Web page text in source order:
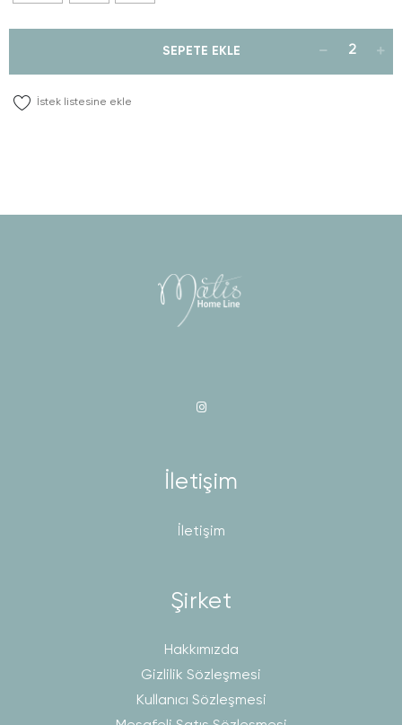
SEPETE EKLE
İstek listesine ekle
İletişim
İletişim
Şirket
Hakkımızda
Gizlilik Sözleşmesi
Kullanıcı Sözleşmesi